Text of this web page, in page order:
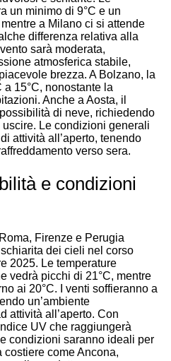
un minimo di 9°C e un
a Milano ci si attende
differenza relativa alla
sarà moderata,
atmosferica stabile,
brezza. A Bolzano, la
a 15°C, nonostante la
Anche a Aosta, il
di neve, richiedendo
Le condizioni generali
attività all’aperto, tenendo
verso sera.
e condizioni
Firenze e Perugia
dei cieli nel corso
2025. Le temperature
vedrà picchi di 21°C, mentre
ai 20°C. I venti soffieranno a
un’ambiente
attività all’aperto. Con
UV che raggiungerà
condizioni saranno ideali per
come Ancona,